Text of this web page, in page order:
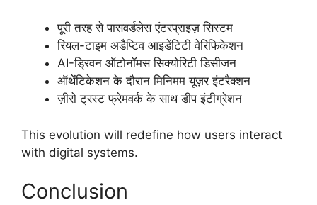
पूरी तरह से पासवर्डलेस एंटरप्राइज़ सिस्टम
रियल-टाइम अडैप्टिव आइडेंटिटी वेरिफिकेशन
AI-ड्रिवन ऑटोनॉमस सिक्योरिटी डिसीजन
ऑथेंटिकेशन के दौरान मिनिमम यूज़र इंटरैक्शन
ज़ीरो ट्रस्ट फ्रेमवर्क के साथ डीप इंटीग्रेशन
This evolution will redefine how users interact
with digital systems.
Conclusion